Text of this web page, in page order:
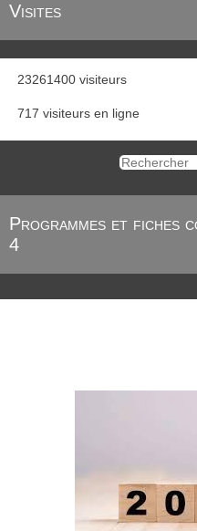
Visites
23261400 visiteurs
717 visiteurs en ligne
Programmes et fiches
4